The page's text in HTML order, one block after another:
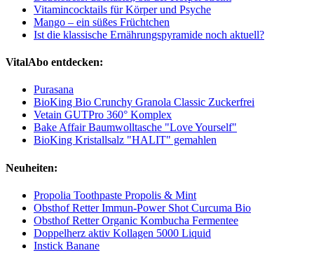
Vitamincocktails für Körper und Psyche
Mango – ein süßes Früchtchen
Ist die klassische Ernährungspyramide noch aktuell?
VitalAbo entdecken:
Purasana
BioKing Bio Crunchy Granola Classic Zuckerfrei
Vetain GUTPro 360° Komplex
Bake Affair Baumwolltasche "Love Yourself"
BioKing Kristallsalz "HALIT" gemahlen
Neuheiten:
Propolia Toothpaste Propolis & Mint
Obsthof Retter Immun-Power Shot Curcuma Bio
Obsthof Retter Organic Kombucha Fermentee
Doppelherz aktiv Kollagen 5000 Liquid
Instick Banane